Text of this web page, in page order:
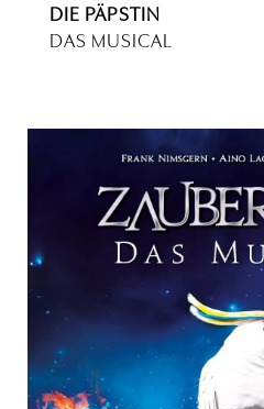
DIE PÄPSTIN
DAS MUSICAL